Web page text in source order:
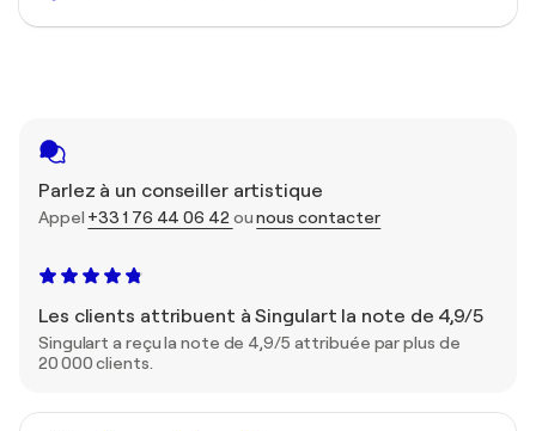
Parlez à un conseiller artistique
Appel +33 1 76 44 06 42 ounous contacter
Les clients attribuent à Singulart la note de 4,9/5
Singulart a reçu la note de 4,9/5 attribuée par plus de
20 000 clients.